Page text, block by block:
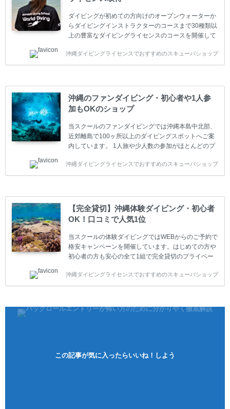
ダイビングが初めての方向けのオープンウォーターか
らダイビングインストラクターのコースまで30種類以
上の豊富なダイビングライセンスのコースを開催して
(TEC)のコースもご用意しています。 当スクールを受
講するお客様は一人参加などの少人数のご参加が最も
スクールです。各種ダイビングライセンス取得コース
は年間を通じてキャンペーンを行っています。 ベーシ
ックダイバー(Cカード) 1日間+eラーニング 最安値キ
ャンペーン ￥22800(税込) ￥16800(税込) 器材 / 送
迎 / 保険 / 全て込み ダイビング...
沖縄ダイビングライセンスでおすすめのスキューバショップ
沖縄のファンダイビング・初心者や1人参
加もOKのショップ
当スクールのファンダイビングでは沖縄本島中北部、
近郊離島で100ヶ所以上のダイビングスポットへご案
内しています。 1人旅や少人数の参加がほとんどのプ
の方も安心して楽しめるようにリフレッシュダイビン
グコースもご用意しています。お1人様も初心者の方
イセンスを取得したお客様、ファンダイビングのリピ
ーター様はファンダイビングの全てのコース費が
10%OFF、フル器材レンタルが50%OFFになります。
沖縄本島周辺ビーチ・ファンダイビング ￥13800(税
込)【 2ビーチ 】 ウエイト / タンク / 送迎...
沖縄ダイビングライセンスでおすすめのスキューバショップ
【完全貸切】沖縄体験ダイビング・初心者
OK！口コミで人気1位
当スクールの体験ダイビングではWEBからのご予約で
格安キャンペーンを開催しています。はじめての方や
初心者の方も安心の全て1組で完全貸切のプライベー
1人様から気軽にご参加ください。 全てのコースで高
画質の記念撮影&水中撮影付きです。初心者の方やダ
す。 沖縄本島周辺ビーチ・体験ダイビング 格安キャ
沖縄ダイビングライセンスでおすすめのスキューバショップ
この記事が気に入ったらいいね！しよう